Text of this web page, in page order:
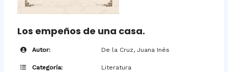
Los empeños de una casa.
Autor: De la Cruz, Juana Inés
Categoría: Literatura